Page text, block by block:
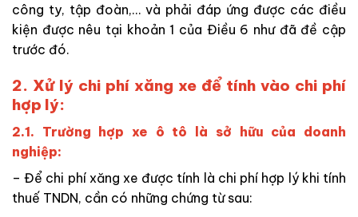
công ty, tập đoàn,… và phải đáp ứng được các điều
kiện được nêu tại khoản 1 của Điều 6 như đã đề cập
trước đó.
2. Xử lý chi phí xăng xe để tính vào chi phí
hợp lý:
2.1. Trường hợp xe ô tô là sở hữu của doanh
nghiệp:
– Để chi phí xăng xe được tính là chi phí hợp lý khi tính
thuế TNDN, cần có những chứng từ sau: